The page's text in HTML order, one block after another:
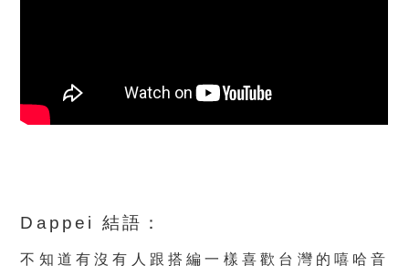
Dappei 結語：
不知道有沒有人跟搭編一樣喜歡台灣的嘻哈音